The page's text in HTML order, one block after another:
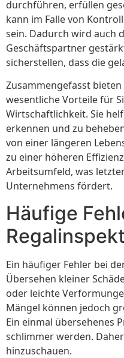
durchführen, erfüllen
kann im Falle von
sein. Dadurch wird auch
Geschäftspartner
sicherstellen, dass die
Zusammengefasst
wesentliche Vorteile für
Wirtschaftlichkeit. Sie
erkennen und zu
von einer längeren
zu einer höheren
Arbeitsumfeld, was
Unternehmens fördert.
Häufige
Ein häufiger Fehler bei
Übersehen kleiner
oder leichte
Mängel können jedoch
Ein einmal übersehenes
schlimmer werden.
hinzuschauen.